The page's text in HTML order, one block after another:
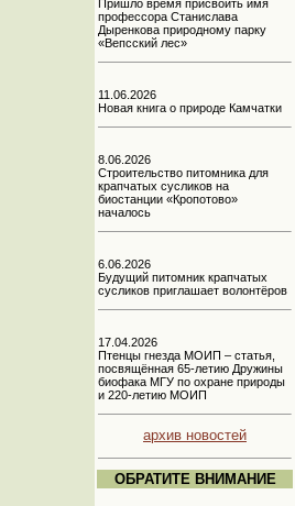
Пришло время присвоить имя
профессора Станислава
Дыренкова природному парку
«Вепсский лес»
11.06.2026
Новая книга о природе Камчатки
8.06.2026
Строительство питомника для
крапчатых сусликов на
биостанции «Кропотово»
началось
6.06.2026
Будущий питомник крапчатых
сусликов приглашает волонтёров
17.04.2026
Птенцы гнезда МОИП – статья,
посвящённая 65-летию Дружины
биофака МГУ по охране природы
и 220-летию МОИП
архив новостей
ОБРАТИТЕ ВНИМАНИЕ